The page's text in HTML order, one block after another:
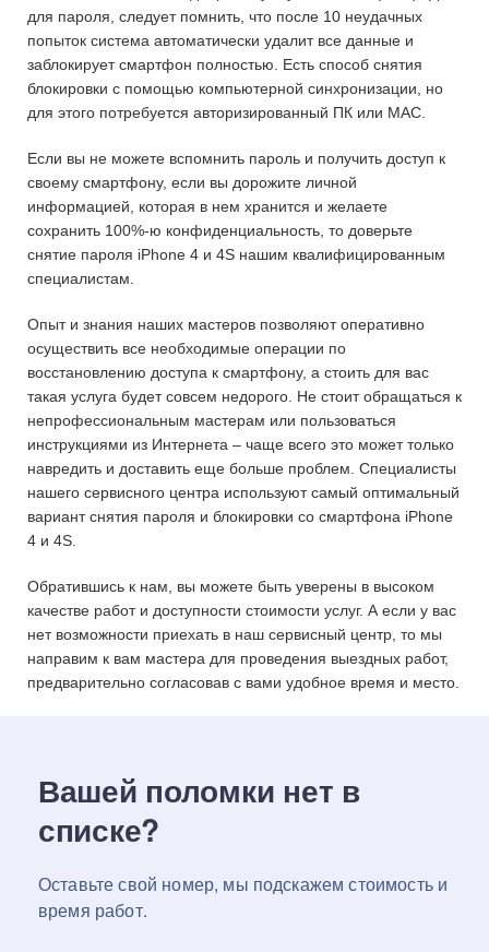
для пароля, следует помнить, что после 10 неудачных
попыток система автоматически удалит все данные и
заблокирует смартфон полностью. Есть способ снятия
блокировки с помощью компьютерной синхронизации, но
для этого потребуется авторизированный ПК или МАС.
Если вы не можете вспомнить пароль и получить доступ к
своему смартфону, если вы дорожите личной
информацией, которая в нем хранится и желаете
сохранить 100%-ю конфиденциальность, то доверьте
снятие пароля iPhone 4 и 4S нашим квалифицированным
специалистам.
Опыт и знания наших мастеров позволяют оперативно
осуществить все необходимые операции по
восстановлению доступа к смартфону, а стоить для вас
такая услуга будет совсем недорого. Не стоит обращаться к
непрофессиональным мастерам или пользоваться
инструкциями из Интернета – чаще всего это может только
навредить и доставить еще больше проблем. Специалисты
нашего сервисного центра используют самый оптимальный
вариант снятия пароля и блокировки со смартфона iPhone
4 и 4S.
Обратившись к нам, вы можете быть уверены в высоком
качестве работ и доступности стоимости услуг. А если у вас
нет возможности приехать в наш сервисный центр, то мы
направим к вам мастера для проведения выездных работ,
предварительно согласовав с вами удобное время и место.
Вашей поломки нет в
списке?
Оставьте свой номер, мы подскажем стоимость и
время работ.